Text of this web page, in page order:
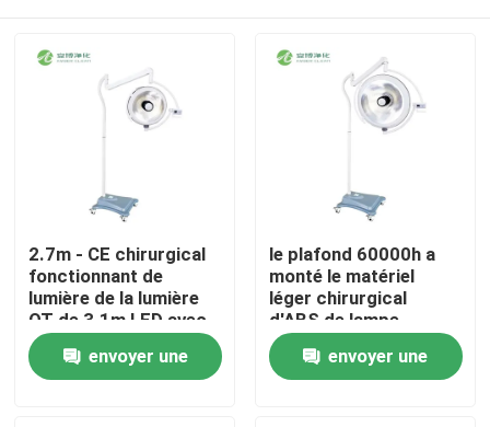
2.7m - CE chirurgical
fonctionnant de
lumière de la lumière
OT de 3.1m LED avec
la compensation
d'ombreenvoyer une
le plafond 60000h a
monté le matériel
léger chirurgical
d'ABS de lampe
d'opération de 5000K
LED
envoyer une